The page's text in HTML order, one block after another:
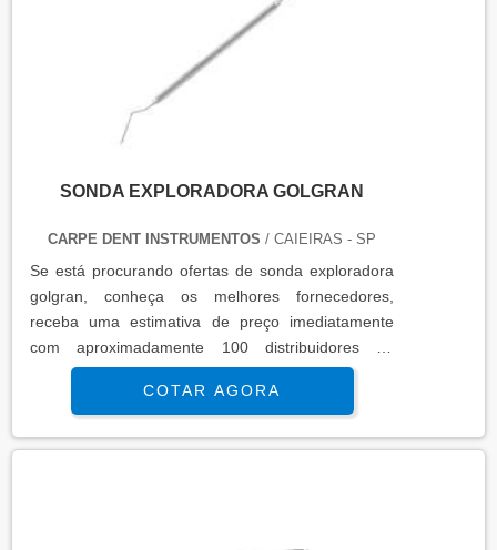
SONDA EXPLORADORA GOLGRAN
CARPE DENT INSTRUMENTOS / CAIEIRAS - SP
Se está procurando ofertas de sonda exploradora
golgran, conheça os melhores fornecedores,
receba uma estimativa de preço imediatamente
com aproximadamente 100 distribuidores ao
mesmo tempo.
COTAR AGORA